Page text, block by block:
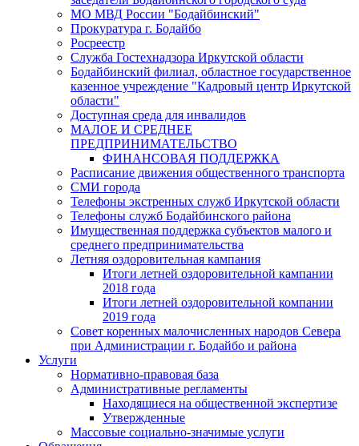
МО МВД России "Бодайбинский"
Прокуратура г. Бодайбо
Росреестр
Служба Гостехнадзора Иркутской области
Бодайбинский филиал, областное государственное
казенное учреждение "Кадровый центр Иркутской
области"
Доступная среда для инвалидов
МАЛОЕ И СРЕДНЕЕ
ПРЕДПРИНИМАТЕЛЬСТВО
ФИНАНСОВАЯ ПОДДЕРЖКА
Расписание движения общественного транспорта
СМИ города
Телефоны экстренных служб Иркутской области
Телефоны служб Бодайбинского района
Имущественная поддержка субъектов малого и
среднего предпринимательства
Летняя оздоровительная кампания
Итоги летней оздоровительной кампании
2018 года
Итоги летней оздоровительной компании
2019 года
Совет коренных малочисленных народов Севера
при Администрации г. Бодайбо и района
Услуги
Нормативно-правовая база
Административные регламенты
Находящиеся на общественной экспертизе
Утвержденные
Массовые социально-значимые услуги